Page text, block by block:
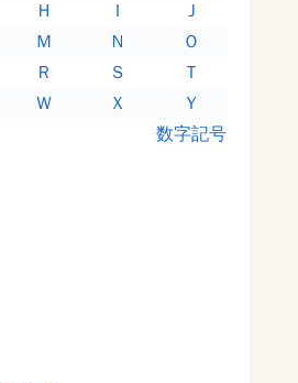
Ｈ Ｉ
Ｊ
Ｍ Ｎ
Ｏ
Ｒ Ｓ
Ｔ
Ｗ Ｘ
Ｙ
数字記号